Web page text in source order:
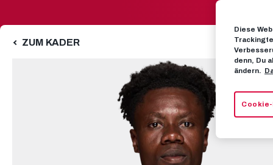
ZUM KADER
Diese
denn, Du
ändern.